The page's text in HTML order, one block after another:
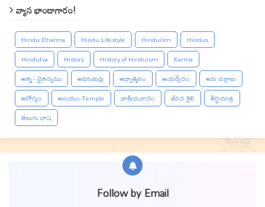
వ్యాస భాండాగారం!
Hindu Dharma Hindu Lifestyle Hinduism
Hindus
Hindutva
History History of Hinduism
Karma
ఆత్మ - చైతన్యము
ఆదిగురువు ఆధ్యాత్మికం ఆయర్వేదం
ఆరు చక్రాలు
ఆరోగ్యం
ఆలయం-Temple జాతీయవాదం జీవన శైలి
తీర్థయాత్ర
తెలుగు భాష
Follow by Email